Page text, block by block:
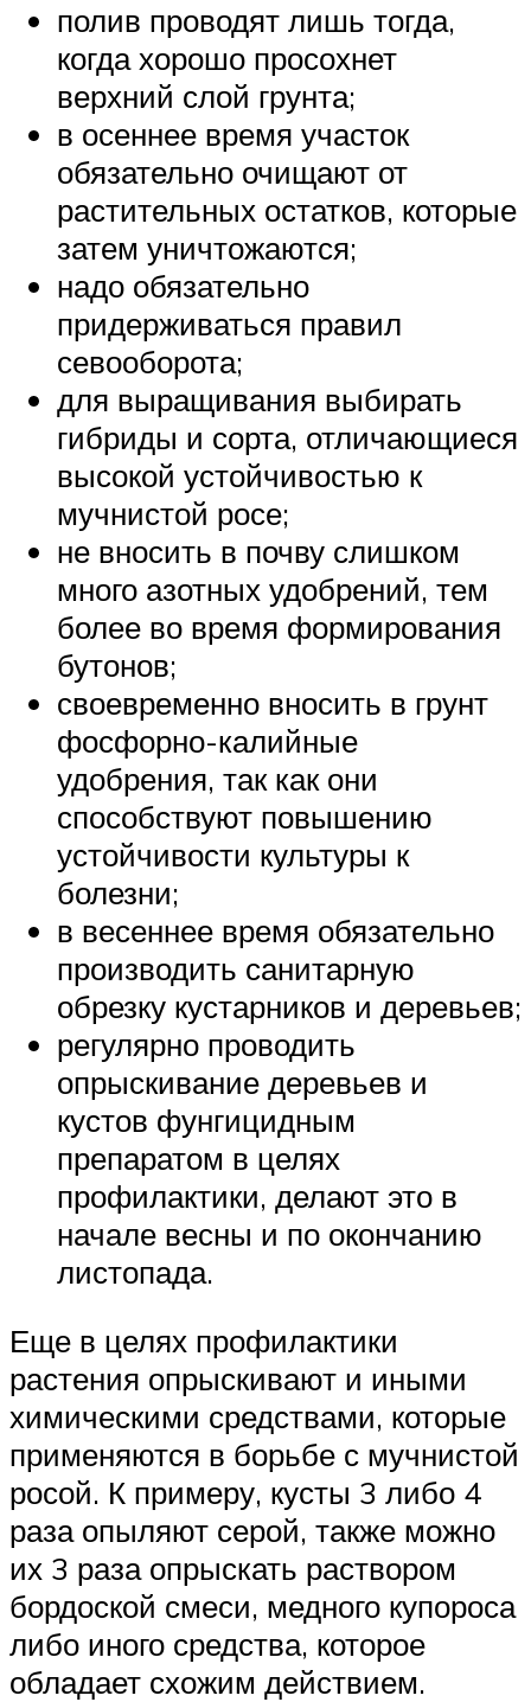
полив проводят лишь тогда,
когда хорошо просохнет
верхний слой грунта;
в осеннее время участок
обязательно очищают от
растительных остатков, которые
затем уничтожаются;
надо обязательно
придерживаться правил
севооборота;
для выращивания выбирать
гибриды и сорта, отличающиеся
высокой устойчивостью к
мучнистой росе;
не вносить в почву слишком
много азотных удобрений, тем
более во время формирования
бутонов;
своевременно вносить в грунт
фосфорно-калийные
удобрения, так как они
способствуют повышению
устойчивости культуры к
болезни;
в весеннее время обязательно
производить санитарную
обрезку кустарников и деревьев;
регулярно проводить
опрыскивание деревьев и
кустов фунгицидным
препаратом в целях
профилактики, делают это в
начале весны и по окончанию
листопада.
Еще в целях профилактики
растения опрыскивают и иными
химическими средствами, которые
применяются в борьбе с мучнистой
росой. К примеру, кусты 3 либо 4
раза опыляют серой, также можно
их 3 раза опрыскать раствором
бордоской смеси, медного купороса
либо иного средства, которое
обладает схожим действием.